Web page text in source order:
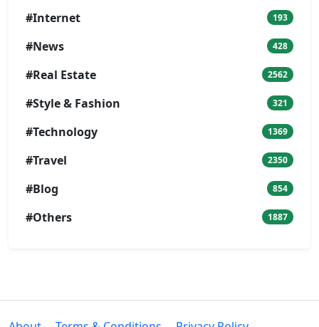
#Internet 193
#News 428
#Real Estate 2562
#Style & Fashion 321
#Technology 1369
#Travel 2350
#Blog 854
#Others 1887